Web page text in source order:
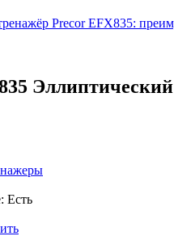
Эллиптический
Есть